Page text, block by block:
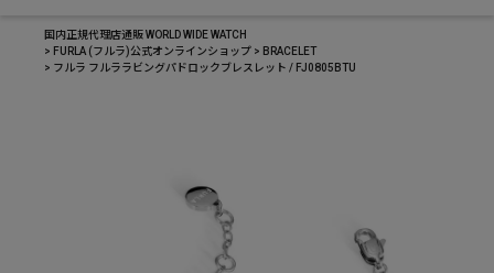
国内正規代理店通販 WORLD WIDE WATCH
FURLA (フルラ)公式オンラインショップ
BRACELET
フルラ フルララビングパドロックブレスレット / FJ0805BTU